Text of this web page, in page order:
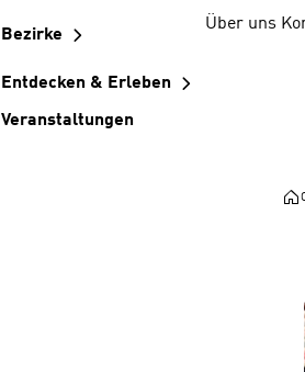
Bezirke
Entdecken & Erleben
Veranstaltungen
Über uns